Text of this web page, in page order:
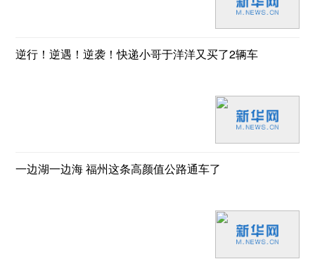
逆行！逆遇！逆袭！快递小哥于洋洋又买了2辆车
一边湖一边海 福州这条高颜值公路通车了